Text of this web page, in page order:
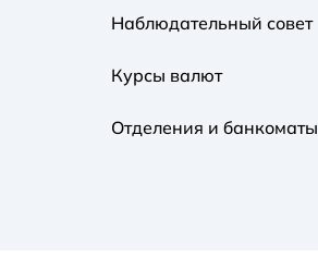
Наблюдательный совет
Курсы валют
Отделения и банкоматы